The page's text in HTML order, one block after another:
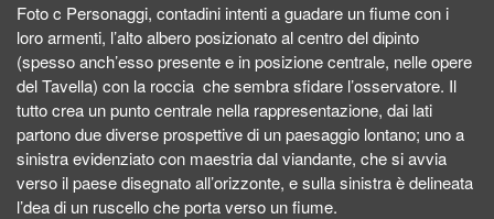
Foto c Personaggi, contadini intenti a guadare un fiume con i
loro armenti, l’alto albero posizionato al centro del dipinto
(spesso anch’esso presente e in posizione centrale, nelle opere
del Tavella) con la roccia che sembra sfidare l’osservatore. Il
tutto crea un punto centrale nella rappresentazione, dai lati
partono due diverse prospettive di un paesaggio lontano; uno a
sinistra evidenziato con maestria dal viandante, che si avvia
verso il paese disegnato all’orizzonte, e sulla sinistra è delineata
l’dea di un ruscello che porta verso un fiume.